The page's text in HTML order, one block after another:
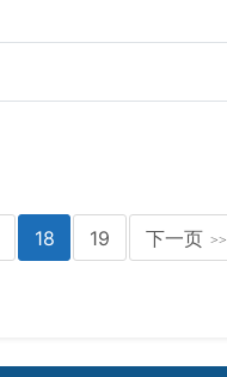
18 19 下一页 >>